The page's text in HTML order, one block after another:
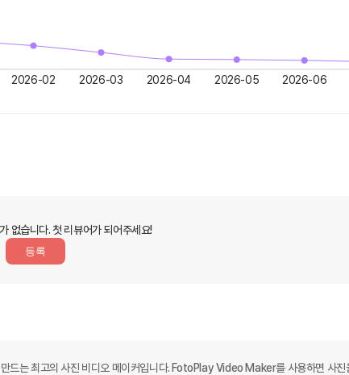
2026-02 2026-03 2026-04 2026-05 2026-06
없습니다. 첫 리뷰어가 되어주세요!
등록
드는 최고의 사진 비디오 메이커입니다. FotoPlay Video Maker를 사용하면 사진